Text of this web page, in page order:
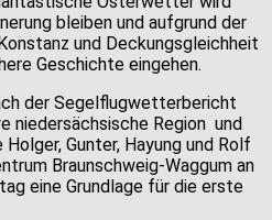
bleiben und aufgrund der
und Deckungsgleichheit
Geschichte eingehen.
der Segelflugwetterbericht
niedersächsische Region und
Gunter, Hayung und Rolf
Braunschweig-Waggum an
eine Grundlage für die erste